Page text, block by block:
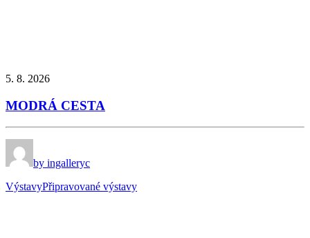
5. 8. 2026
MODRÁ CESTA
by ingalleryc
VýstavyPřipravované výstavy